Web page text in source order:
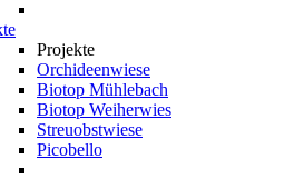
Projekte
Orchideenwiese
Biotop Mühlebach
Biotop Weiherwies
Streuobstwiese
Picobello